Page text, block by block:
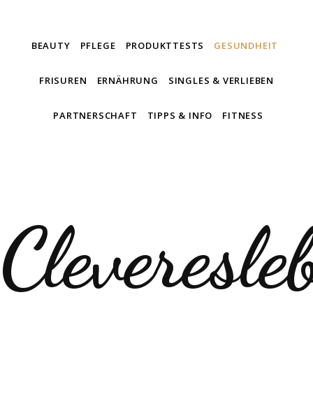
BEAUTY PFLEGE PRODUKTTESTS GESUNDHEIT
FRISUREN ERNÄHRUNG SINGLES & VERLIEBEN
PARTNERSCHAFT TIPPS & INFO FITNESS